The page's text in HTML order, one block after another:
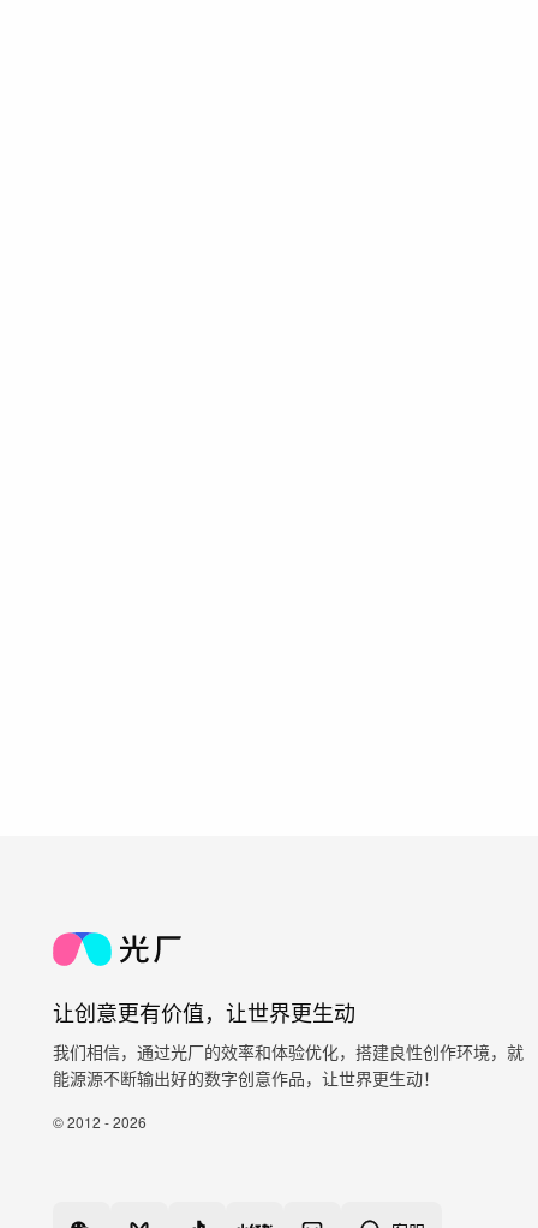
让创意更有价值，让世界更生动
我们相信，通过光厂的效率和体验优化，搭建良性创作环境，就
能源源不断输出好的数字创意作品，让世界更生动！
© 2012 - 2026